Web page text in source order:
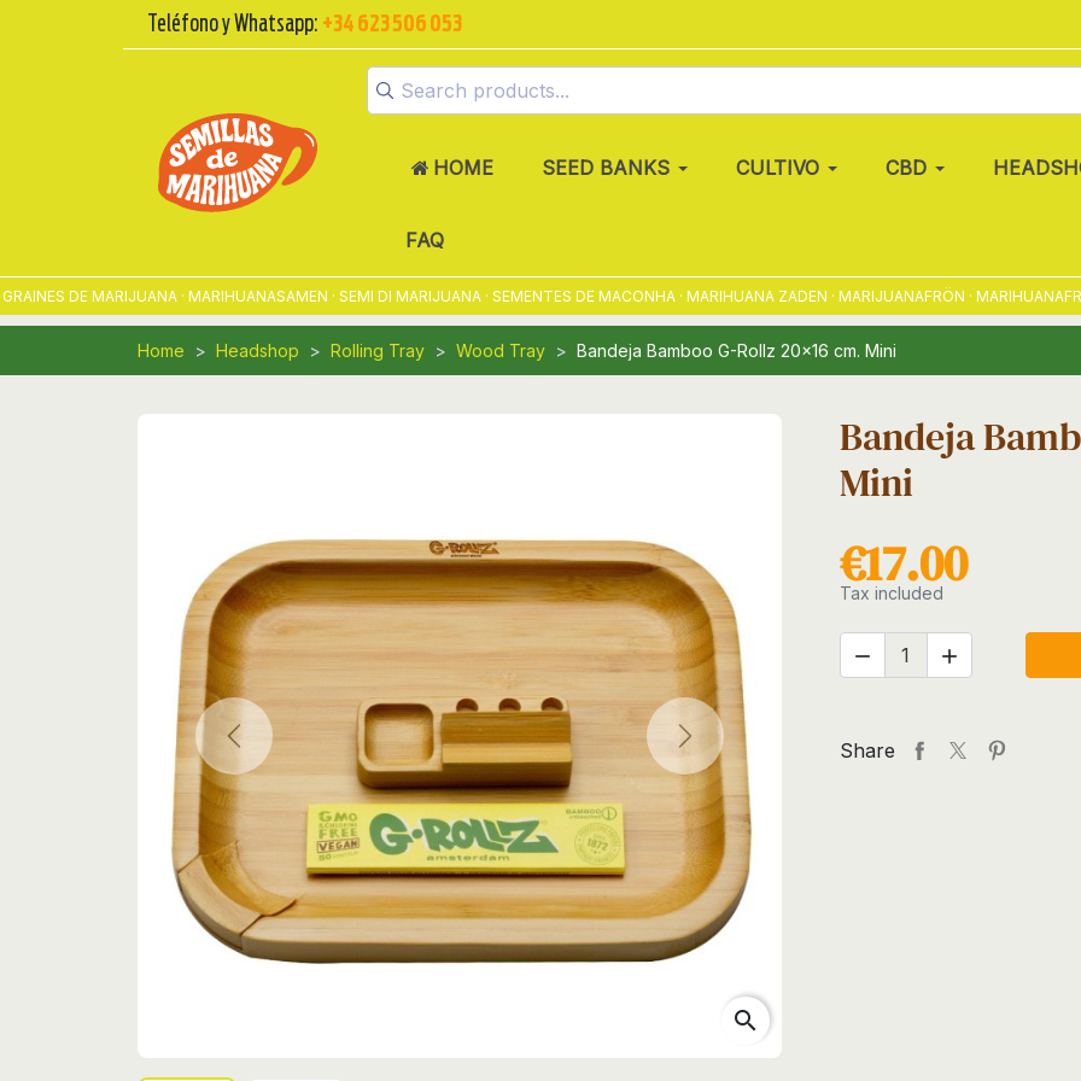
Teléfono y Whatsapp: +34 623 506 053
HOME SEED BANKS CULTIVO CBD
FAQ
DE MARIJUANA · MARIHUANASAMEN · SEMI DI MARIJUANA · SEMENTES DE MACONHA · MARIHUANA ZADEN · MARIJUANAFRÖN ·
Home Headshop Rolling Tray Wood Tray Bandeja Bamboo G-Rollz 20x16 cm. Mini
Previous Next
search
Bandeja
Mini
€17.00
Tax included
 
Share